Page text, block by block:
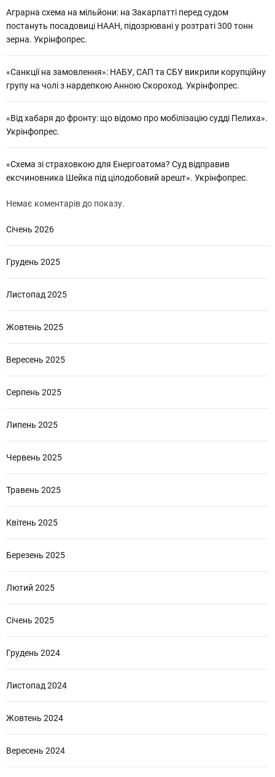
Аграрна схема на мільйони: на Закарпатті перед судом
постануть посадовиці НААН, підозрювані у розтраті 300 тонн
зерна. Укрінфопрес.
«Санкції на замовлення»: НАБУ, САП та СБУ викрили корупційну
групу на чолі з нардепкою Анною Скороход. Укрінфопрес.
«Від хабаря до фронту: що відомо про мобілізацію судді Пелиха».
Укрінфопрес.
«Схема зі страховкою для Енергоатома? Суд відправив
ексчиновника Шейка під цілодобовий арешт». Укрінфопрес.
Немає коментарів до показу.
Січень 2026
Грудень 2025
Листопад 2025
Жовтень 2025
Вересень 2025
Серпень 2025
Липень 2025
Червень 2025
Травень 2025
Квітень 2025
Березень 2025
Лютий 2025
Січень 2025
Грудень 2024
Листопад 2024
Жовтень 2024
Вересень 2024